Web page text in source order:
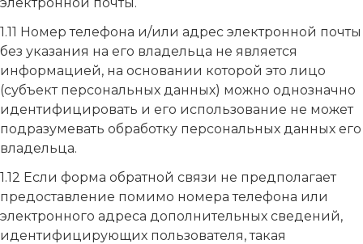
1.11 Номер телефона и/или адрес электронной почты
без указания на его владельца не является
информацией, на основании которой это лицо
(субъект персональных данных) можно однозначно
идентифицировать и его использование не может
подразумевать обработку персональных данных его
владельца.
1.12 Если форма обратной связи не предполагает
предоставление помимо номера телефона или
электронного адреса дополнительных сведений,
идентифицирующих пользователя, такая